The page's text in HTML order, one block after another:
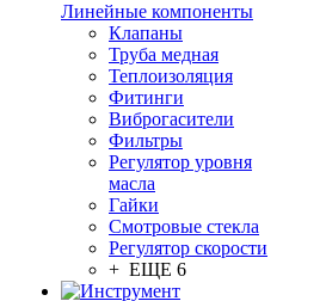
Линейные компоненты
Клапаны
Труба медная
Теплоизоляция
Фитинги
Виброгасители
Фильтры
Регулятор уровня
масла
Гайки
Смотровые стекла
Регулятор скорости
+ ЕЩЕ 6